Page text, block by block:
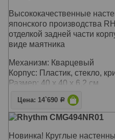
Высококачественные
японского производства
отделкой задней части
виде маятника
Механизм: Кварцевый
Корпус: Пластик, стекло,
Размер: 40 х 40 х 6,2 см
Цена: 14`690 Р
Rhythm CMG494NR01
Новинка! Круглые